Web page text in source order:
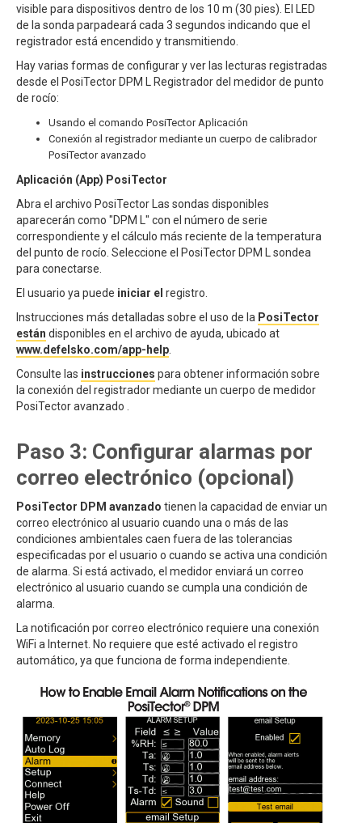
visible para dispositivos dentro de los 10 m (30 pies). El LED
de la sonda parpadeará cada 3 segundos indicando que el
registrador está encendido y transmitiendo.
Hay varias formas de configurar y ver las lecturas registradas
desde el PosiTector DPM L Registrador del medidor de punto
de rocío:
Usando el comando PosiTector Aplicación
Conexión al registrador mediante un cuerpo de calibrador
PosiTector avanzado
Aplicación (App) PosiTector
Abra el archivo PosiTector Las sondas disponibles
aparecerán como "DPM L" con el número de serie
correspondiente y el cálculo más reciente de la temperatura
del punto de rocío. Seleccione el PosiTector DPM L sondea
para conectarse.
El usuario ya puede iniciar el registro.
Instrucciones más detalladas sobre el uso de la PosiTector
están disponibles en el archivo de ayuda, ubicado at
www.defelsko.com/app-help
Consulte las instrucciones para obtener información sobre
la conexión del registrador mediante un cuerpo de medidor
PosiTector avanzado .
Paso 3: Configurar alarmas por
correo electrónico (opcional)
PosiTector DPM avanzado tienen la capacidad de enviar un
correo electrónico al usuario cuando una o más de las
condiciones ambientales caen fuera de las tolerancias
especificadas por el usuario o cuando se activa una condición
de alarma. Si está activado, el medidor enviará un correo
electrónico al usuario cuando se cumpla una condición de
alarma.
La notificación por correo electrónico requiere una conexión
WiFi a Internet. No requiere que esté activado el registro
automático, ya que funciona de forma independiente.